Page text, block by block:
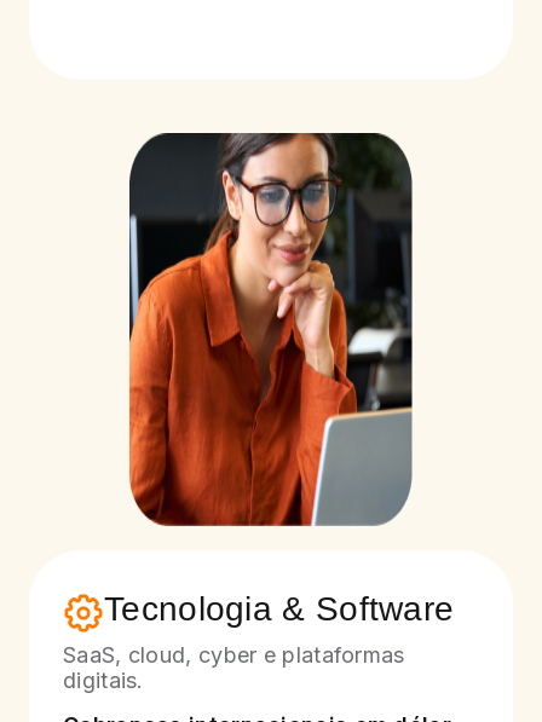
Tecnologia & Software
SaaS, cloud, cyber e plataformas
digitais.